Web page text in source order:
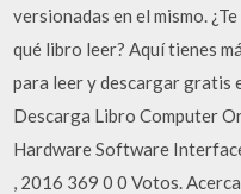
versionadas en el mismo.
qué libro leer? Aquí tienes
para leer y descargar gratis
Descarga Libro Computer
Hardware Software
, 2016 369 0 0 Votos.